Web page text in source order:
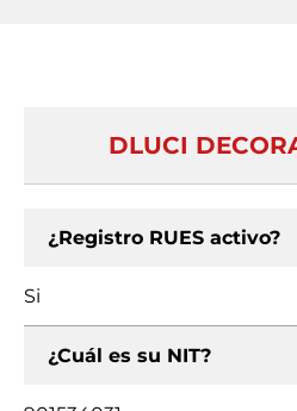
DLUCI
¿Registro RUES activo?
Si
¿Cuál es su NIT?